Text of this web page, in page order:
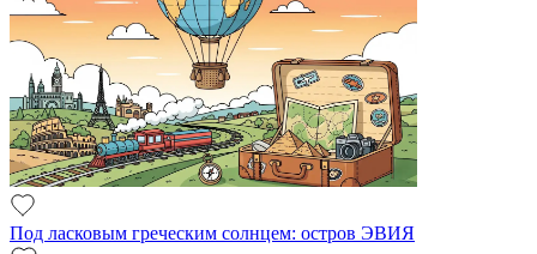
Под ласковым греческим солнцем: остров ЭВИЯ